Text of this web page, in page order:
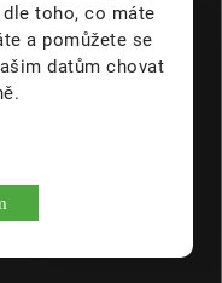
toho, co máte
a pomůžete se
datům chovat
informace o nových